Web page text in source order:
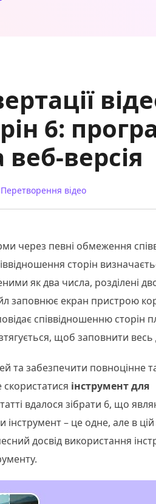
6:
версія
Перетворення відео
через певні обмеження
сторін
як два числа, розділені
заповнює екран пристрою
співвідношенню сторін
щоб заповнити
та забезпечити повноцінне
інструмент для
вдалося зібрати 6, що
– це одне, але в цій
досвід використання